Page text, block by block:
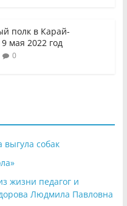
полк в Карай-
мая 2022 год
0
собак
жизни педагог и
Людмила Павловна